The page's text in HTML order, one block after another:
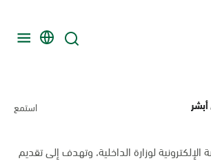
استمع
لوزارة الداخلية، وتهدف إلى تقديم